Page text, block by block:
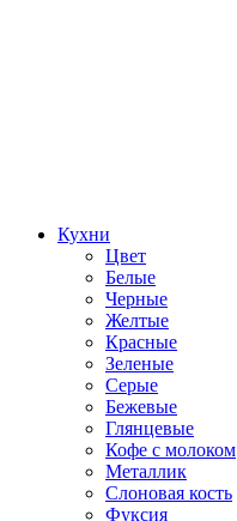
Кухни
Цвет
Белые
Черные
Желтые
Красные
Зеленые
Серые
Бежевые
Глянцевые
Кофе с молоком
Металлик
Слоновая кость
Фуксия